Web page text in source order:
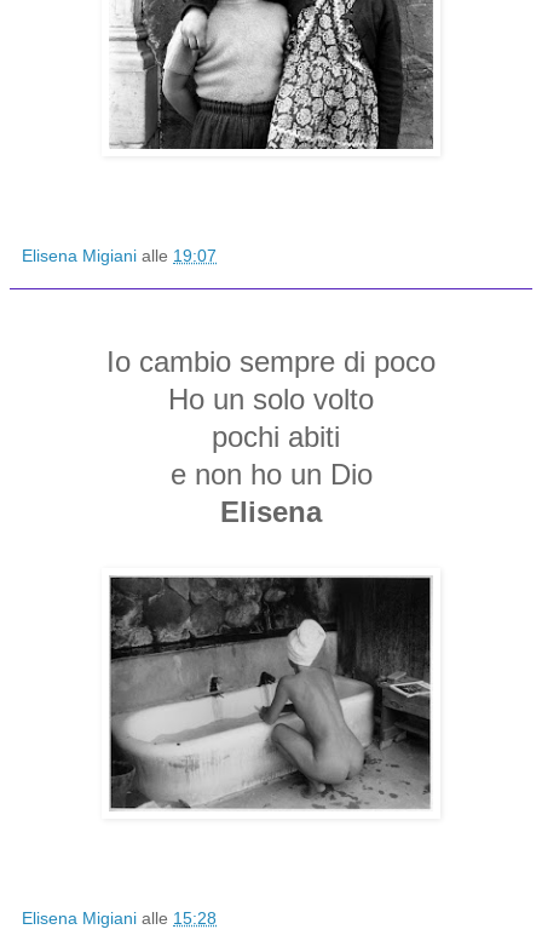
Elisena Migiani alle 19:07
Io cambio sempre di poco
Ho un solo volto
pochi abiti
e non ho un Dio
Elisena
Elisena Migiani alle 15:28